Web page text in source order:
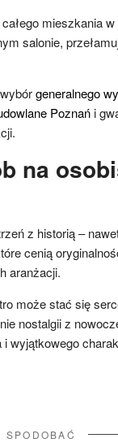
mieszkania
salonie,
generalnego
Poznańi
na
z historią –
cenią
aranżacji.
może stać się
nostalgii z
i wyjątkowego
SPODOBAĆ